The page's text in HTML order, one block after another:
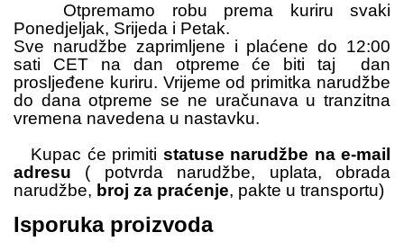
Otpremamo robu prema kuriru svaki
Ponedjeljak, Srijeda i Petak.
Sve narudžbe zaprimljene i plaćene do 12:00
sati CET na dan otpreme će biti taj dan
prosljeđene kuriru. Vrijeme od primitka narudžbe
do dana otpreme se ne uračunava u tranzitna
vremena navedena u nastavku.
Kupac će primiti statuse narudžbe na e-mail
adresu ( potvrda narudžbe, uplata, obrada
narudžbe, broj za praćenje, pakte u transportu)
Isporuka proizvoda